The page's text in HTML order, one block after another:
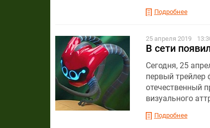
Подробнее
25 апреля 2019
В сети
Сегодня, 25
первый трейлер
отечественный
визуального
Подробнее